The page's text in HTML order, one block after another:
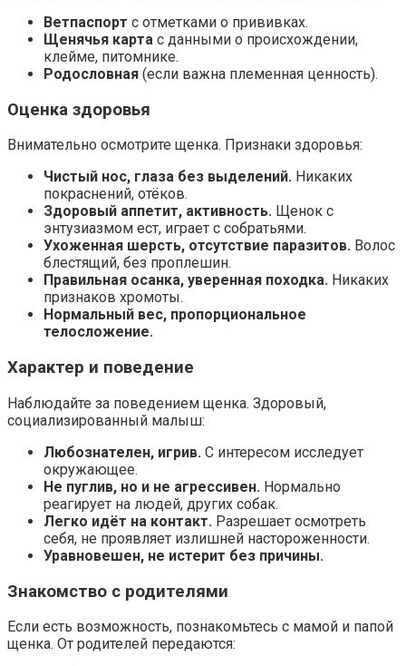
Ветпаспорт с отметками о прививках.
Щенячья карта с данными о происхождении,
клейме, питомнике.
Родословная (если важна племенная ценность).
Оценка здоровья
Внимательно осмотрите щенка. Признаки здоровья:
Чистый нос, глаза без выделений. Никаких
покраснений, отёков.
Здоровый аппетит, активность. Щенок с
энтузиазмом ест, играет с собратьями.
Ухоженная шерсть, отсутствие паразитов. Волос
блестящий, без проплешин.
Правильная осанка, уверенная походка. Никаких
признаков хромоты.
Нормальный вес, пропорциональное
телосложение.
Характер и поведение
Наблюдайте за поведением щенка. Здоровый,
социализированный малыш:
Любознателен, игрив. С интересом исследует
окружающее.
Не пуглив, но и не агрессивен. Нормально
реагирует на людей, других собак.
Легко идёт на контакт. Разрешает осмотреть
себя, не проявляет излишней настороженности.
Уравновешен, не истерит без причины.
Знакомство с родителями
Если есть возможность, познакомьтесь с мамой и папой
щенка. От родителей передаются: